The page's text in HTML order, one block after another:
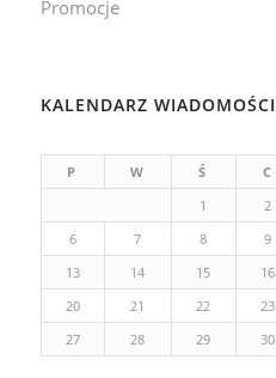
Promocje
KALENDARZ WIADOMOŚCI
P W Ś C
1
2
6
7 8 9
13
14 15 16
20
21 22 23
27
28 29 30